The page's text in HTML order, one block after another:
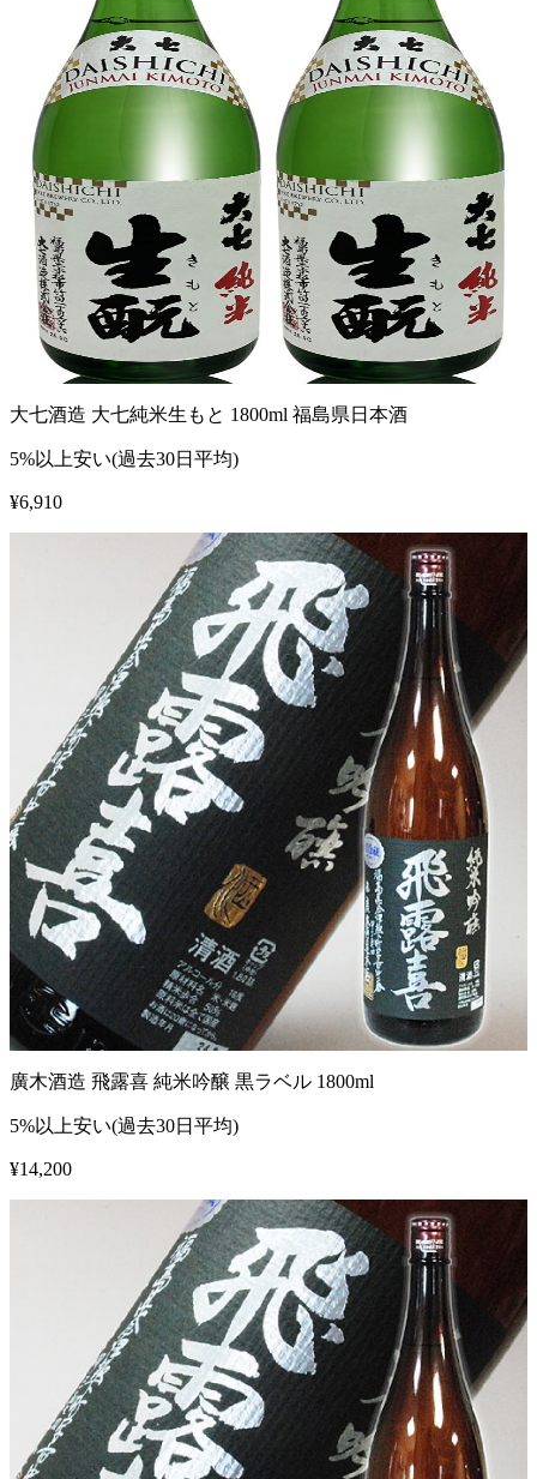
大七酒造 大七純米生もと 1800ml 福島県日本酒
5%以上安い(過去30日平均)
¥6,910
廣木酒造 飛露喜 純米吟醸 黒ラベル 1800ml
5%以上安い(過去30日平均)
¥14,200